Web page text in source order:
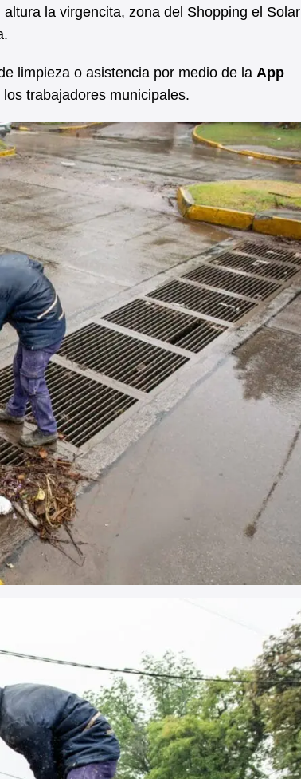
altura la virgencita, zona del Shopping el Solar
limpieza o asistencia por medio de la App
trabajadores municipales.